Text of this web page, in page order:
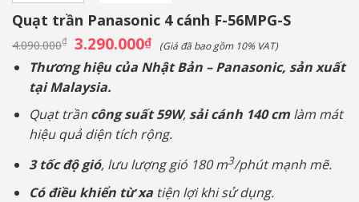
Quạt trần Panasonic 4 cánh F-56MPG-S
4.090.000₫ Giá
gốc
là:
4.090.000₫.
3.290.000₫Giá
hiện
tại
là:
(Giá đã bao gồm 10% VAT)
Thương hiệu của Nhật Bản – Panasonic, sản xuất
tại Malaysia.
Quạt trần công suất 59W, sải cánh 140 cmlàm mát
hiệu quả diện tích rộng.
3 tốc độ gió, lưu lượng gió 180 m3/phút mạnh mẽ.
Có điều khiển từ xatiện lợi khi sử dụng.